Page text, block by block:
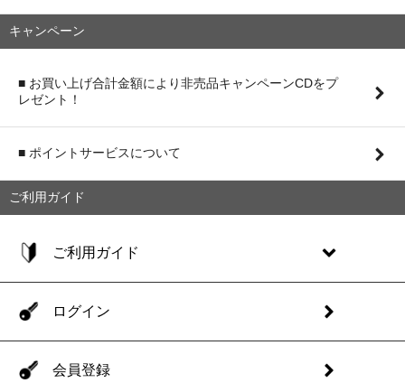
キャンペーン
■ お買い上げ合計金額により非売品キャンペーンCDをプ
レゼント！
■ ポイントサービスについて
ご利用ガイド
ご利用ガイド
ログイン
会員登録